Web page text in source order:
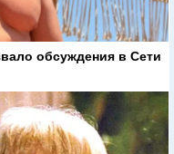
обсуждения в Сети